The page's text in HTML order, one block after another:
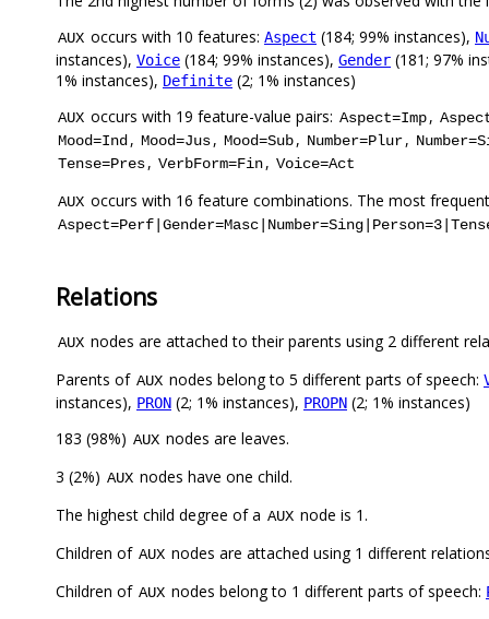
AUX occurs with 10 features: Aspect (184; 99% instances),
instances), Voice (184; 99% instances), Gender (181; 97%
1% instances), Definite (2; 1% instances)
AUX occurs with 19 feature-value pairs: Aspect=Imp,
Mood=Ind , Mood=Jus, Mood=Sub, Number=Plur,
Tense=Pres, VerbForm=Fin, Voice=Act
AUX occurs with 16 feature combinations. The most
Relations
AUX nodes are attached to their parents using 2 different
Parents of AUX nodes belong to 5 different parts of speech:
instances), PRON (2; 1% instances), PROPN (2; 1% instances)
183 (98%) AUX nodes are leaves.
3 (2%) AUX nodes have one child.
The highest child degree of a AUX node is 1.
Children of AUX nodes are attached using 1 different
Children of AUX nodes belong to 1 different parts of speech: